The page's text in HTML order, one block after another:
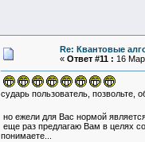
Re: Квантовые
« Ответ #11 : 16
сударь пользователь, позвольте,
но ежели для Вас нормой
еще раз предлагаю Вам в целях
понимаете...